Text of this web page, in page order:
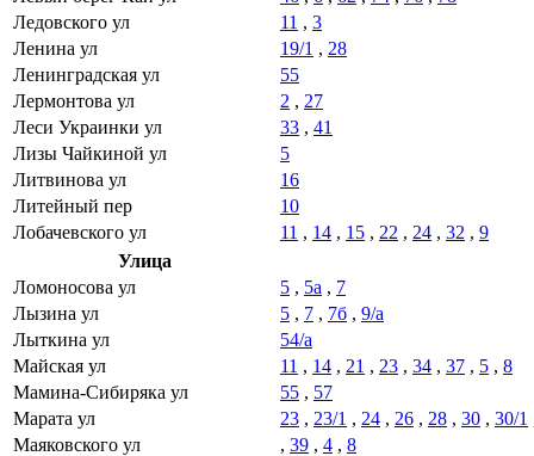
Ледовского ул
11 , 3
Ленина ул
19/1 , 28
Ленинградская ул
55
Лермонтова ул
2 , 27
Леси Украинки ул
33 , 41
Лизы Чайкиной ул
5
Литвинова ул
16
Литейный пер
10
Лобачевского ул
11 , 14 , 15 , 22 , 24 , 32 , 9
Улица
Ломоносова ул
5 , 5а , 7
Лызина ул
5 , 7 , 7б , 9/а
Лыткина ул
54/а
Майская ул
11 , 14 , 21 , 23 , 34 , 37 , 5 , 8
Мамина-Сибиряка ул
55 , 57
Марата ул
23 , 23/1 , 24 , 26 , 28 , 30 , 30/1
Маяковского ул
, 39 , 4 , 8